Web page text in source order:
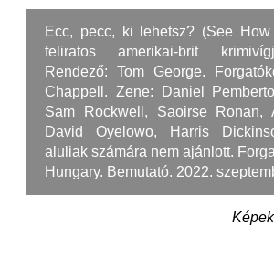
Ecc, pecc, ki lehetsz? (See
feliratos amerikai-brit
Rendező: Tom George.
Chappell. Zene: Daniel
Sam Rockwell, Saoirse Ronan,
David Oyelowo, Harris
aluliak számára nem ajánlott.
Hungary. Bemutató. 2022.